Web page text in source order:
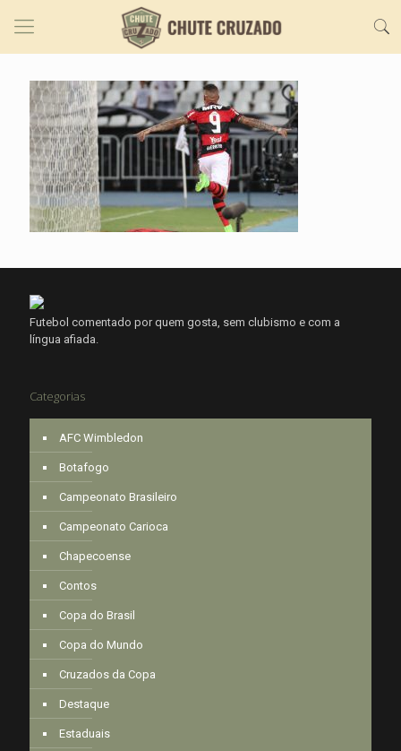
Futebol comentado por quem gosta, sem clubismo e com a
língua afiada.
Categorias
AFC Wimbledon
Botafogo
Campeonato Brasileiro
Campeonato Carioca
Chapecoense
Contos
Copa do Brasil
Copa do Mundo
Cruzados da Copa
Destaque
Estaduais